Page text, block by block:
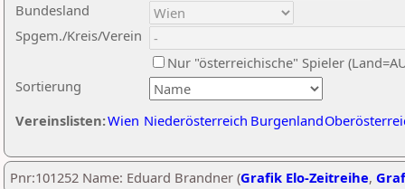
Sortierung
Bundesland
Spgem./Kreis/Verein
Nur "österreichische" Spieler
Vereinslisten:Wien Niederösterreich Burgenland
Pnr:101252 Name: Eduard Brandner (Grafik Elo-Zeitreihe,